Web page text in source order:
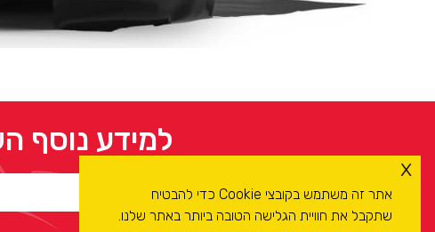
למידע נוסף
אתר זה משתמש בקובצי Cookie כדי להבטיח
שתקבל את חוויית הגלישה הטובה ביותר באתר שלנו.
x